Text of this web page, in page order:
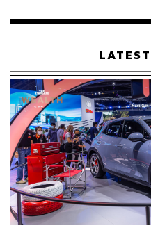
เรือนไทยที่ถูกซุกไว้